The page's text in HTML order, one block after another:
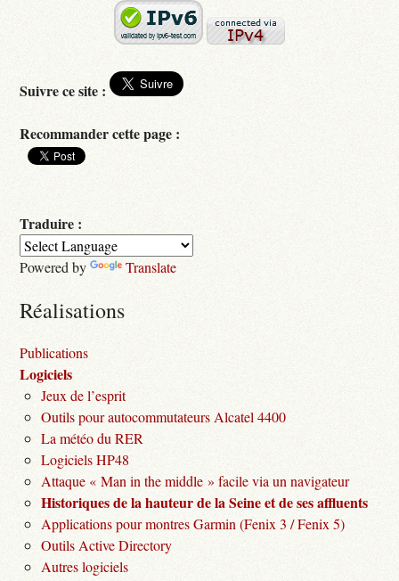
Suivre ce site :
Recommander cette page :
Traduire :
Powered by Translate
Réalisations
Publications
Logiciels
Jeux de l’esprit
Outils pour autocommutateurs Alcatel 4400
La météo du RER
Logiciels HP48
Attaque « Man in the middle » facile via un navigateur
Historiques de la hauteur de la Seine et de ses affluents
Applications pour montres Garmin (Fenix 3 / Fenix 5)
Outils Active Directory
Autres logiciels